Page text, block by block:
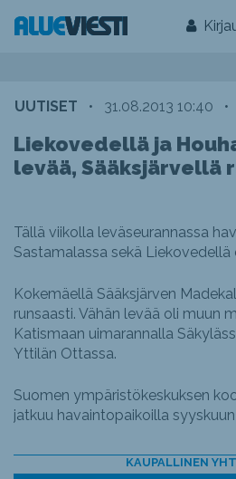
UUTISET • 31.08.2013 10:40 •
Liekovedellä ja
levää, Sääksjärvellä
Tällä viikolla leväseurannassa
Sastamalassa sekä Liekovedellä
Kokemäellä Sääksjärven
runsaasti. Vähän levää oli muun
Katismaan uimarannalla
Yttilän Ottassa.
Suomen ympäristökeskuksen
jatkuu havaintopaikoilla
KAUPALLINEN